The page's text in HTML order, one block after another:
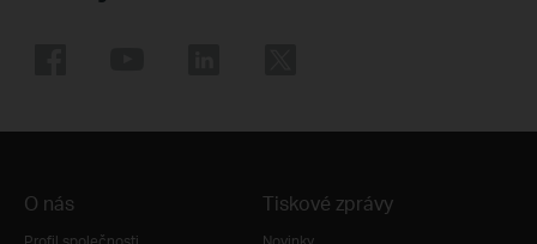
O nás Tiskové zprávy